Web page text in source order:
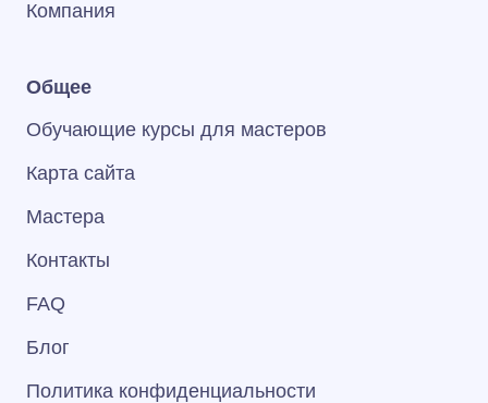
Компания
Общее
Обучающие курсы для мастеров
Карта сайта
Мастера
Контакты
FAQ
Блог
Политика конфиденциальности